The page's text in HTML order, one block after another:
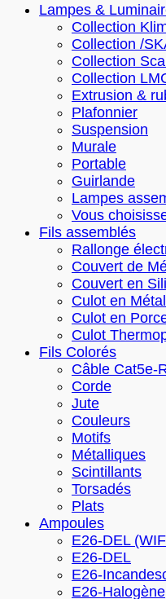
Lampes &
Collection
Collection /
Collection
Collection
Extrusion &
Plafonnier
Suspension
Murale
Portable
Guirlande
Lampes
Vous
Fils assemblés
Rallonge
Couvert de
Couvert en
Culot en Métal
Culot en
Culot
Fils Colorés
Câble Cat5e-
Corde
Jute
Couleurs
Motifs
Métalliques
Scintillants
Torsadés
Plats
Ampoules
E26-DEL
E26-DEL
E26-
E26-Halogène